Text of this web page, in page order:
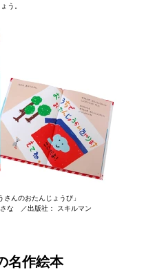
う。
んのおたんじょうび」
な ／出版社： スキルマン
名作絵本